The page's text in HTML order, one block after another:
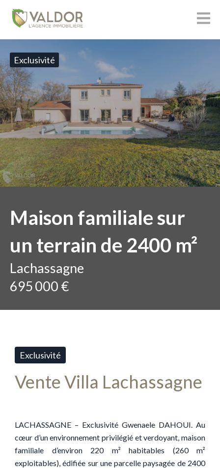
Exclusivité
Maison familiale sur
un terrain de 2400 m²
Lachassagne
695 000 €
Exclusivité
Vente Villa Lachassagne
LACHASSAGNE – Exclusivité Gwenaele DAHOUI. Au
cœur d’un environnement privilégié et verdoyant, maison
familiale d’environ 220 m² habitables (260 m²
exploitables), édifiée sur une parcelle paysagée de 2400